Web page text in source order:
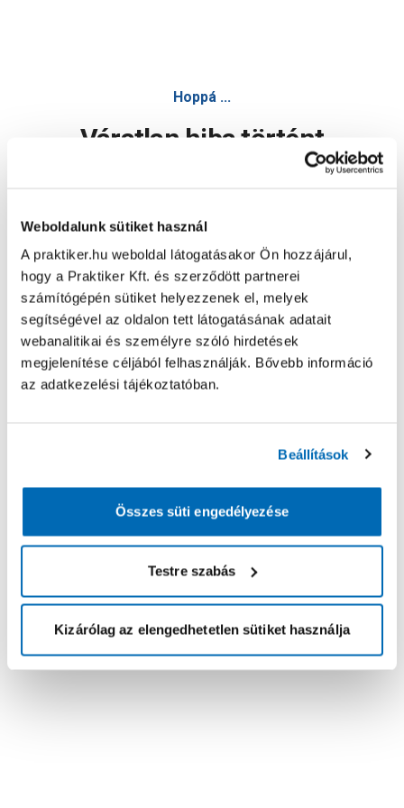
Weboldalunk sütiket használ
A praktiker.hu weboldal látogatásakor Ön hozzájárul,
hogy a Praktiker Kft. és szerződött partnerei
számítógépén sütiket helyezzenek el, melyek
segítségével az oldalon tett látogatásának adatait
webanalitikai és személyre szóló hirdetések
megjelenítése céljából felhasználják. Bővebb információ
az adatkezelési tájékoztatóban.
Beállítások
Összes süti engedélyezése
Testre szabás
Kizárólag az elengedhetetlen sütiket használja
Hoppá ...
Váratlan hiba történt
Oldal újratöltése